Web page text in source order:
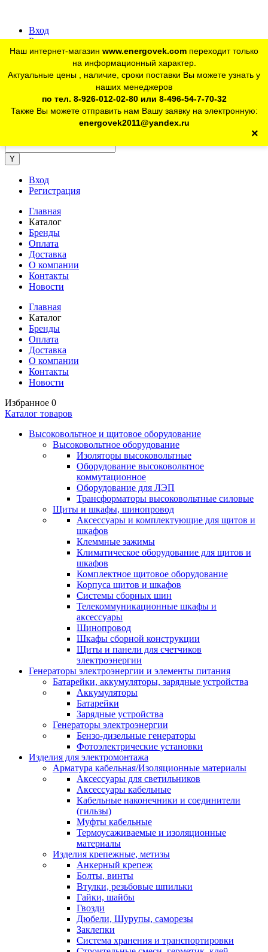
Вход
Регистрация
Для юр. лиц:+7 (926) 012-02-80
telegram Розничный магазин:+7 (925) 902-46-10
Наш интернет-магазин www.energovek.com переходит только
на информационный характер.
Актуальные цены , наличие, сроки поставки Вы можете узнать у
наших менеджеров
по тел. 8-926-012-02-80 или 8-496-54-7-70-32
Также Вы можете отправить нам Вашу заявку на электронную:
energovek2011@yandex.ru
×
Вход
Регистрация
Главная
Каталог
Бренды
Оплата
Доставка
О компании
Контакты
Новости
Главная
Каталог
Бренды
Оплата
Доставка
О компании
Контакты
Новости
Избранное 0
Каталог товаров
Высоковольтное и щитовое оборудование
Высоковольтное оборудование
Изоляторы высоковольтные
Оборудование высоковольтное
коммутационное
Оборудование для ЛЭП
Трансформаторы высоковольтные силовые
Щиты и шкафы, шинопровод
Аксессуары и комплектующие для щитов и
шкафов
Клеммные зажимы
Климатическое оборудование для щитов и
шкафов
Комплектное щитовое оборудование
Корпуса щитов и шкафов
Системы сборных шин
Телекоммуникационные шкафы и
аксессуары
Шинопровод
Шкафы сборной конструкции
Щиты и панели для счетчиков
электроэнергии
Генераторы электроэнергии и элементы питания
Батарейки, аккумуляторы, зарядные устройства
Аккумуляторы
Батарейки
Зарядные устройства
Генераторы электроэнергии
Бензо-дизельные генераторы
Фотоэлектрические установки
Изделия для электромонтажа
Арматура кабельная/Изоляционные материалы
Аксессуары для светильников
Аксессуары кабельные
Кабельные наконечники и соединители
(гильзы)
Муфты кабельные
Термоусаживаемые и изоляционные
материалы
Изделия крепежные, метизы
Анкерный крепеж
Болты, винты
Втулки, резьбовые шпильки
Гайки, шайбы
Гвозди
Дюбели, Шурупы, саморезы
Заклепки
Система хранения и транспортировки